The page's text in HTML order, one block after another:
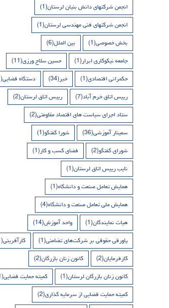
انجمن شرکتهای دانش بنیان لرستان(1)
انجمن شرکتهای فنی مهندسی لرستان(1)
بخش خصوصی(1) بین الملل(6)
جامعه نیکوکاری ابرار(1) حسین سلاح ورزی(11)
حکمرانی اقتصادی(1) خبر(34) دستگاه قضایی(1)
رییس اتاق خرم آباد(7) رییس اتاق لرستان(2)
ستاد اجرای سیاست های اقتصاد مقاومتی(2)
سمینار آموزشی(36) شورا گفتگو(1)
شورای گفتگو(2) فضای کسب و کار(1)
نایب رییس اتاق لرستان(1)
همایش تعامل صنعت و دانشگاه(1)
همایش ملی تعامل صنعت و دانشگاه(4)
هیات نمایندگان(1) واحد آموزش(14)
پاورقی حقوقی بر شرکت‌های تضامنی(1) کارآفرینی(1)
کارفرمایان(2) کانون زنان بازرگان(2)
کانون زنان بازرگان لرستان(1) کمیته حمایت قضایی(1)
کمیته حمایت قضایی از سرمایه گذاری(2)